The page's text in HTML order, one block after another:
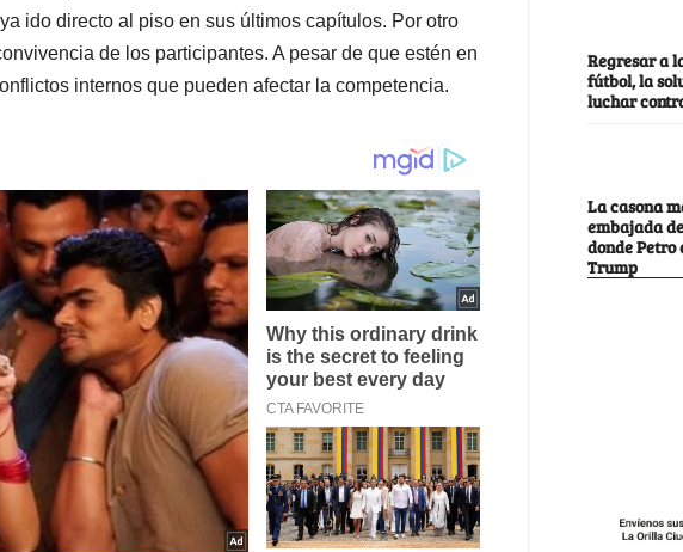
ido directo al piso en sus últimos capítulos. Por otro
de los participantes. A pesar de que estén en
internos que pueden afectar la competencia.
Regresar a
fútbol, la
luchar
La casona
embajada
donde Petro
Trump